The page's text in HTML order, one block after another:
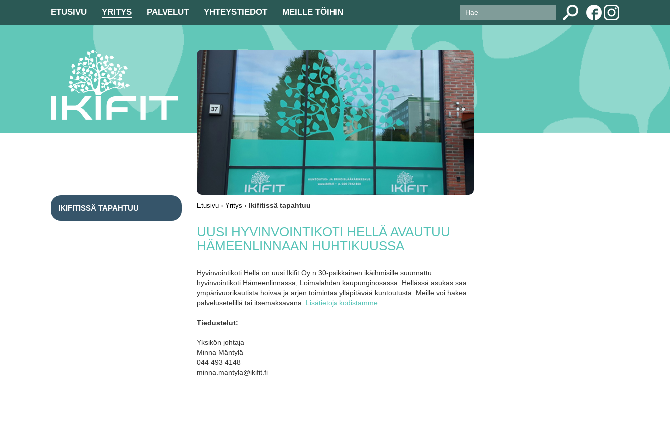
ETUSIVU YRITYS PALVELUT YHTEYSTIEDOT MEILLE TÖIHIN
IKIFITISSÄ TAPAHTUU Etusivu› Yritys › Ikifitissä tapahtuu
UUSI HYVINVOINTIKOTI HELLÄ AVAUTUU
HÄMEENLINNAAN HUHTIKUUSSA
Hyvinvointikoti Hellä on uusi Ikifit Oy:n 30-paikkainen ikäihmisille suunnattu
hyvinvointikoti Hämeenlinnassa, Loimalahden kaupunginosassa. Hellässä asukas saa
ympärivuorikautista hoivaa ja arjen toimintaa ylläpitävää kuntoutusta. Meille voi hakea
palvelusetelillä tai itsemaksavana. Lisätietoja kodistamme.
Tiedustelut:
Yksikön johtaja
Minna Mäntylä
044 493 4148
minna.mantyla@ikifit.fi